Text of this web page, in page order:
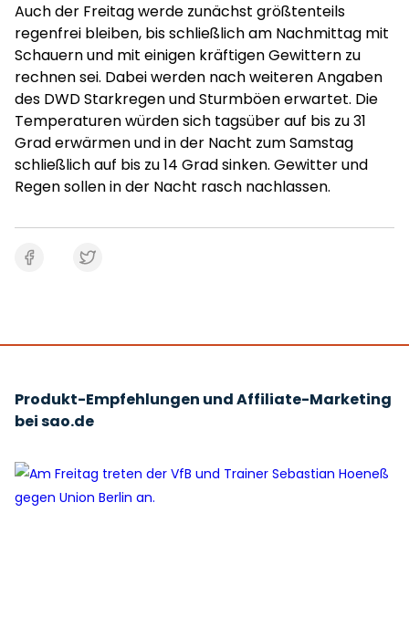
Auch der Freitag werde zunächst größtenteils
regenfrei bleiben, bis schließlich am Nachmittag mit
Schauern und mit einigen kräftigen Gewittern zu
rechnen sei. Dabei werden nach weiteren Angaben
des DWD Starkregen und Sturmböen erwartet. Die
Temperaturen würden sich tagsüber auf bis zu 31
Grad erwärmen und in der Nacht zum Samstag
schließlich auf bis zu 14 Grad sinken. Gewitter und
Regen sollen in der Nacht rasch nachlassen.
Produkt-Empfehlungen und Affiliate-Marketing
bei sao.de